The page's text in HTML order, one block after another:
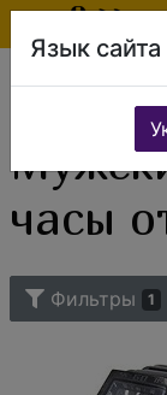
Ювелирные изделия
часы
Фильтры 1
Язык сайта